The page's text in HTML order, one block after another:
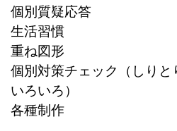
個別質疑応答
生活習慣
重ね図形
個別対策チェック（しり
いろいろ）
各種制作